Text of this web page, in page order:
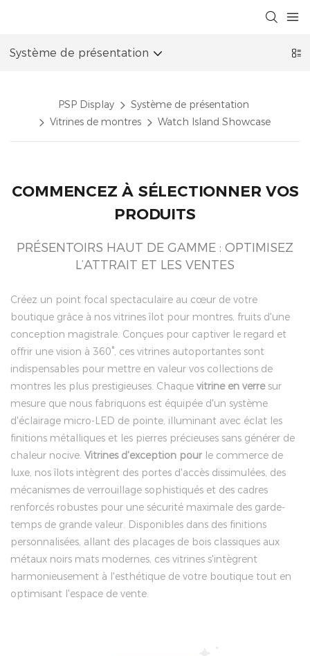
Système de présentation
PSP Display
Système de présentation
Vitrines de montres
Watch Island Showcase
COMMENCEZ À SÉLECTIONNER VOS
PRODUITS
PRÉSENTOIRS HAUT DE GAMME : OPTIMISEZ
L’ATTRAIT ET LES VENTES
Créez un point focal spectaculaire au cœur de votre
boutique grâce à nos vitrines îlot pour montres, fruits d'une
conception magistrale. Conçues pour captiver le regard et
offrir une vision à 360°, ces vitrines autoportantes sont
indispensables pour mettre en valeur vos collections de
montres les plus prestigieuses. Chaque vitrine en verresur
mesure que nous fabriquons est équipée d'un système
d'éclairage micro-LED de pointe, illuminant avec éclat les
finitions métalliques et les pierres précieuses sans générer de
chaleur nocive. Vitrines d'exception pour le commerce de
luxe, nos îlots intègrent des portes d'accès dissimulées, des
mécanismes de verrouillage sophistiqués et des cadres
renforcés robustes pour une sécurité maximale des garde-
temps de grande valeur. Disponibles dans des finitions
personnalisées, allant des placages de bois classiques aux
métaux noirs mats modernes, ces vitrines s'intègrent
harmonieusement à l'esthétique de votre boutique tout en
optimisant l'espace de vente.